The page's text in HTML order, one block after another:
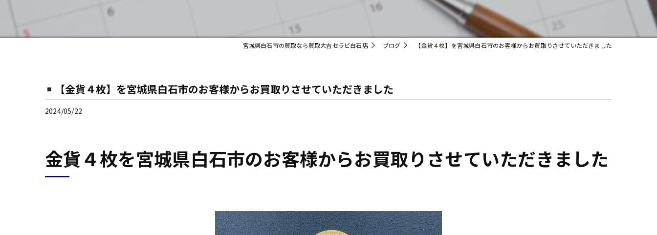
ブランド品
時計
宮城県白石市の買取なら買取大吉セラビ白石店 ブログ 【金貨４枚】を宮城県白石市のお客様からお買取りさせていただきました
【金貨４枚】を宮城県白石市のお客様からお買取りさせていただきました
2024/05/22
金貨４枚を宮城県白石市のお客様からお買取りさせていただきました